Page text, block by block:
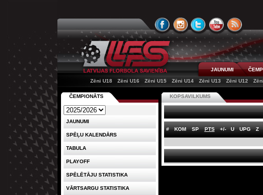
JAUNUMI
Zēni U18
Zēni U16 Zēni U15 Zēni U14 Zēni U13 Zēni U12
KOPSAVILKUMS
# KOM SP PTS +/- U UPG Z
ČEMPIONĀTS
JAUNUMI
SPĒĻU KALENDĀRS
TABULA
PLAYOFF
SPĒLĒTĀJU STATISTIKA
VĀRTSARGU STATISTIKA